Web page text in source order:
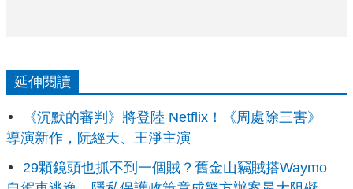
延伸閱讀
《沉默的審判》將登陸 Netflix！《周處除三害》
導演新作，阮經天、王淨主演
29顆鏡頭也抓不到一個賊？舊金山竊賊搭Waymo